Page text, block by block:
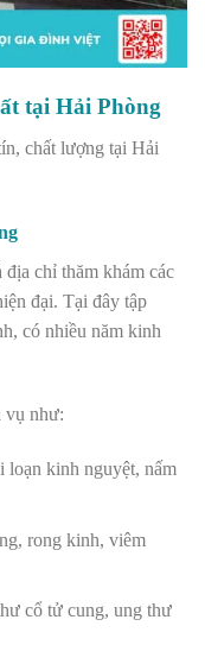
tại Hải Phòng
chất lượng tại Hải
chỉ thăm khám các
đại. Tại đây tập
có nhiều năm kinh
vụ như:
loạn kinh nguyệt, nấm
rong kinh, viêm
cổ tử cung, ung thư